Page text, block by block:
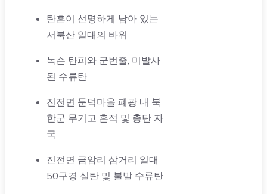
탄흔이 선명하게 남아 있는
서북산 일대의 바위
녹슨 탄피와 군번줄, 미발사
된 수류탄
진전면 둔덕마을 폐광 내 북
한군 무기고 흔적 및 총탄 자
국
진전면 금암리 삼거리 일대
50구경 실탄 및 불발 수류탄